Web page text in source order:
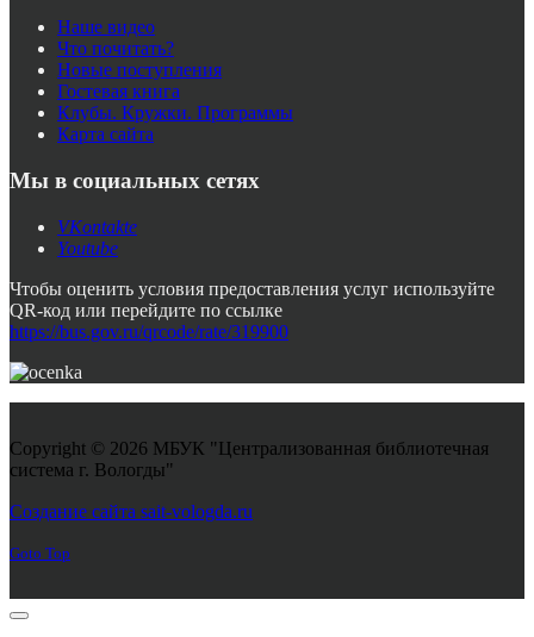
Наше видео
Что почитать?
Новые поступления
Гостевая книга
Клубы. Кружки. Программы
Карта сайта
Мы в социальных сетях
VKontakte
Youtube
Чтобы оценить условия предоставления услуг используйте
QR-код или перейдите по ссылке
https://bus.gov.ru/qrcode/rate/319900
Copyright © 2026 МБУК "Централизованная библиотечная
система г. Вологды"
Создание сайта sait-vologda.ru
Goto Top